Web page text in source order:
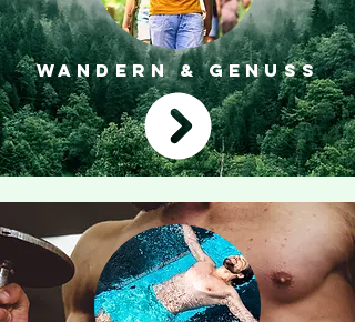
WANDERN & GENUSS